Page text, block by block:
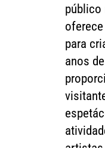
público
para
anos